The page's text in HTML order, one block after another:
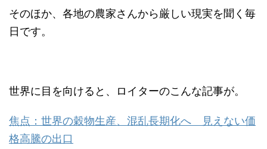
そのほか、各地の農家さんから厳しい現実を聞く毎
日です。
世界に目を向けると、ロイターのこんな記事が。
焦点：世界の穀物生産、混乱長期化へ 見えない価
格高騰の出口